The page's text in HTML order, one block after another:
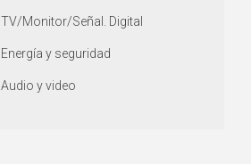
TV/Monitor/Señal. Digital
Energía y seguridad
Audio y video